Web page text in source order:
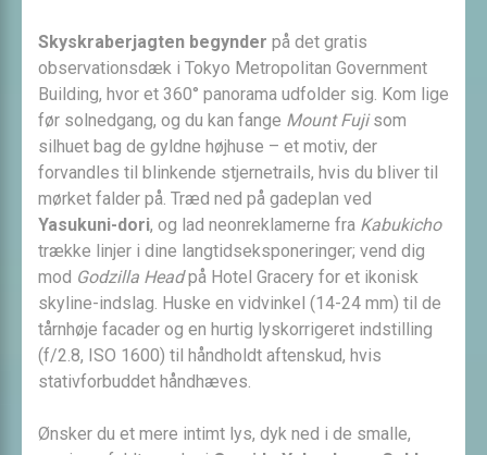
Skyskraberjagten begynder på det gratis
observationsdæk i Tokyo Metropolitan Government
Building, hvor et 360° panorama udfolder sig. Kom lige
før solnedgang, og du kan fange Mount Fujisom
silhuet bag de gyldne højhuse – et motiv, der
forvandles til blinkende stjernetrails, hvis du bliver til
mørket falder på. Træd ned på gadeplan ved
Yasukuni-dori, og lad neonreklamerne fra Kabukicho
trække linjer i dine langtidseksponeringer; vend dig
mod Godzilla Headpå Hotel Gracery for et ikonisk
skyline-indslag. Huske en vidvinkel (14-24 mm) til de
tårnhøje facader og en hurtig lyskorrigeret indstilling
(f/2.8, ISO 1600) til håndholdt aftenskud, hvis
stativforbuddet håndhæves.
Ønsker du et mere intimt lys, dyk ned i de smalle,